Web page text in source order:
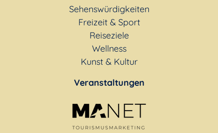
Sehenswürdigkeiten
Freizeit & Sport
Reiseziele
Wellness
Kunst & Kultur
Veranstaltungen